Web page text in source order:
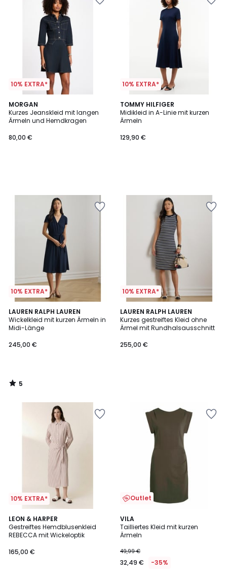
10% EXTRA*
MORGAN
Kurzes Jeanskleid mit langen
Ärmeln und Hemdkragen
80,00 €
10% EXTRA*
TOMMY HILFIGER
Midikleid in A-Linie mit kurzen
Ärmeln
129,90 €
10% EXTRA*
LAUREN RALPH LAUREN
Wickelkleid mit kurzen Ärmeln in
Midi-Länge
245,00 €
5
/
5
5
/
10% EXTRA*
LAUREN RALPH LAUREN
Kurzes gestreiftes Kleid ohne
Ärmel mit Rundhalsausschnitt
255,00 €
10% EXTRA*
LEON & HARPER
Gestreiftes Hemdblusenkleid
REBECCA mit Wickeloptik
165,00 €
Outlet
VILA
Tailliertes Kleid mit kurzen
Ärmeln
49,99 €
32,49 € -35%
5
/
5